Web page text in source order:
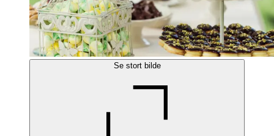
Se stort bilde